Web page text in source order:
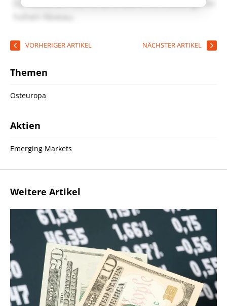
VORHERIGER ARTIKEL NÄCHSTER ARTIKEL
Themen
Osteuropa
Aktien
Emerging Markets
Weitere Artikel